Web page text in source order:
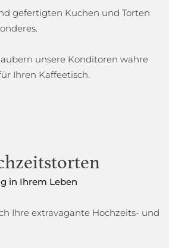
gefertigten Kuchen und Torten
unsere Konditoren wahre
Ihren Kaffeetisch.
in Ihrem Leben
Ihre extravagante Hochzeits- und